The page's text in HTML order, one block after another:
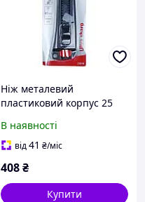
Ніж металевий
пластиковий корпус 25
В наявності
від41 ₴/міс
408₴
Купити